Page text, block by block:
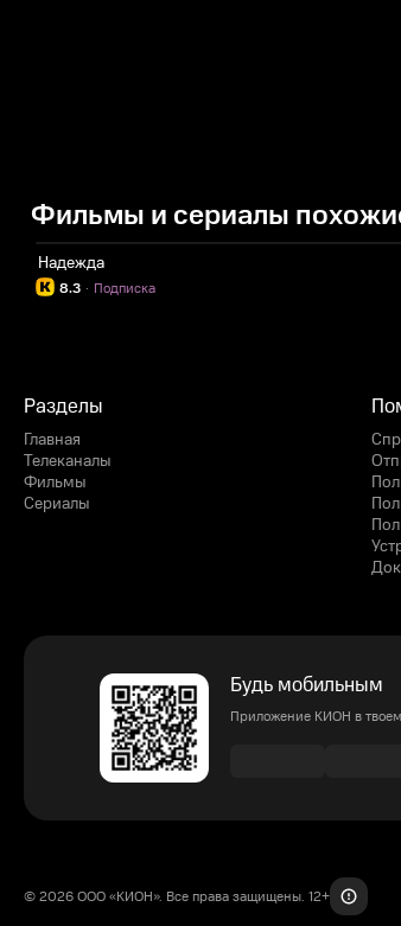
Фильмы и сериалы
Надежда
8.3 Подписка
·
Разделы
Главная
Телеканалы
Фильмы
Сериалы
Будь мобильным
Приложение КИОН в
© 2026 ООО «КИОН». Все права защищены. 12+